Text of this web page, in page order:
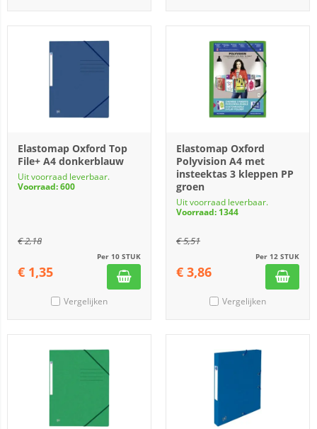
Elastomap Oxford Top
File+ A4 donkerblauw
Uit voorraad leverbaar.
Voorraad: 600
€2,18
Per 10 STUK
€ 1,35
Vergelijken
Elastomap Oxford
Polyvision A4 met
insteektas 3 kleppen PP
groen
Uit voorraad leverbaar.
Voorraad: 1344
€5,51
Per 12 STUK
€ 3,86
Vergelijken